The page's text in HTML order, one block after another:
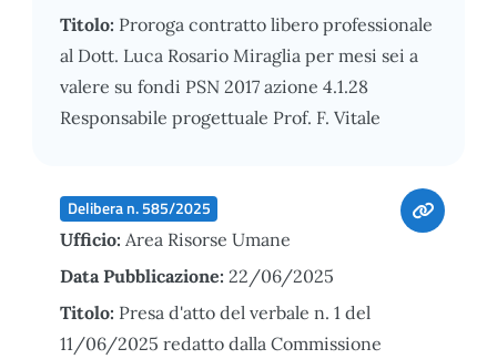
Titolo: Proroga contratto libero professionale
al Dott. Luca Rosario Miraglia per mesi sei a
valere su fondi PSN 2017 azione 4.1.28
Responsabile progettuale Prof. F. Vitale
Delibera n. 585/2025
Ufficio: Area Risorse Umane
Data Pubblicazione: 22/06/2025
Titolo: Presa d'atto del verbale n. 1 del
11/06/2025 redatto dalla Commissione